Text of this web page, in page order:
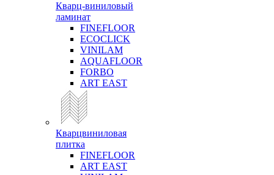
Кварц-виниловый
ламинат
FINEFLOOR
ECOCLICK
VINILAM
AQUAFLOOR
FORBO
ART EAST
Кварцвиниловая
плитка
FINEFLOOR
ART EAST